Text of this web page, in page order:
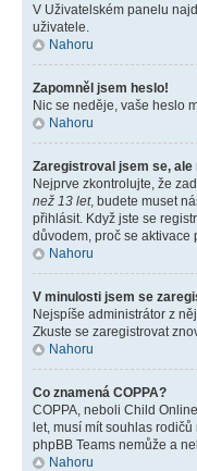
V Uživatelském panelu
uživatele.
Nahoru
Zapomněl jsem heslo!
Nic se neděje, vaše heslo
Nahoru
Zaregistroval jsem se,
Nejprve zkontrolujte, že
než 13 let, budete muset
přihlásit. Když jste se
důvodem, proč se aktivace
Nahoru
V minulosti jsem se
Nejspíše administrátor z
Zkuste se zaregistrovat
Nahoru
Co znamená COPPA?
COPPA, neboli Child
let, musí mít souhlas
phpBB Teams nemůže a
Nahoru